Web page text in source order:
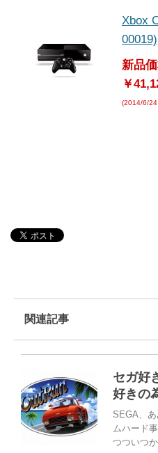
Xbox
00019)
新品
￥
(2014/6/
関連記事
セガ好
好きの
SEGA、
ムハード
つついつ